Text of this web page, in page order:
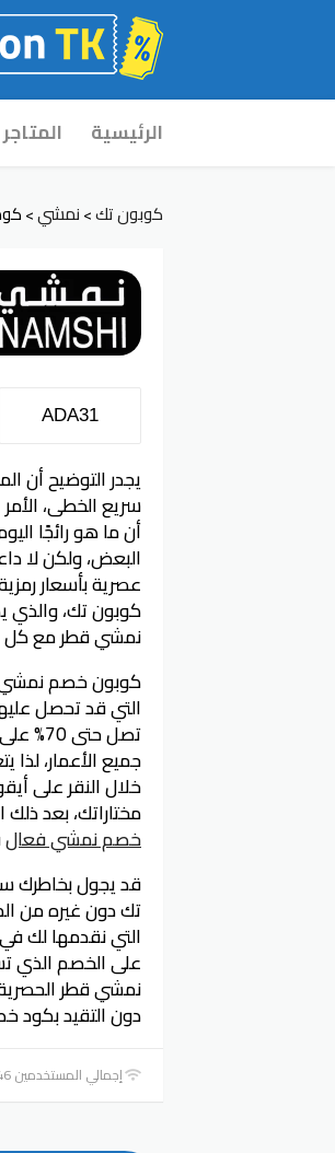
to
الرئيسية المتاجر
كوبون تك>نمشي>كود
يجدر التوضيح أن
سريع الخطى،
أن ما هو رائجًا
البعض، ولكن لا
عصرية بأسعار
نمشي قطر مع كل
كوبون خصم نمشي
التي قد تحصل
تصل
جميع الأعمار،
خلال النقر على
مختاراتك، بعد
خصم نمشي فعال
قد يجول بخاطرك
تك دون غيره من
على الخصم الذي
نمشي قطر
دون التقيد
إجمالي المستخدمين 146 - اليوم 0